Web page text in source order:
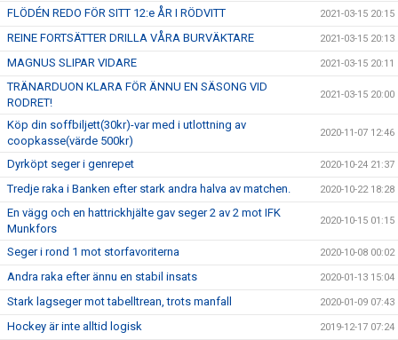
FLÖDÉN REDO FÖR SITT 12:e ÅR I RÖDVITT 2021-03-15 20:15
REINE FORTSÄTTER DRILLA VÅRA BURVÄKTARE 2021-03-15 20:13
MAGNUS SLIPAR VIDARE 2021-03-15 20:11
TRÄNARDUON KLARA FÖR ÄNNU EN SÄSONG VID
RODRET!
2021-03-15 20:00
Köp din soffbiljett(30kr)-var med i utlottning av
coopkasse(värde 500kr)
2020-11-07 12:46
Dyrköpt seger i genrepet 2020-10-24 21:37
Tredje raka i Banken efter stark andra halva av matchen. 2020-10-22 18:28
En vägg och en hattrickhjälte gav seger 2 av 2 mot IFK
Munkfors
2020-10-15 01:15
Seger i rond 1 mot storfavoriterna 2020-10-08 00:02
Andra raka efter ännu en stabil insats 2020-01-13 15:04
Stark lagseger mot tabelltrean, trots manfall 2020-01-09 07:43
Hockey är inte alltid logisk 2019-12-17 07:24